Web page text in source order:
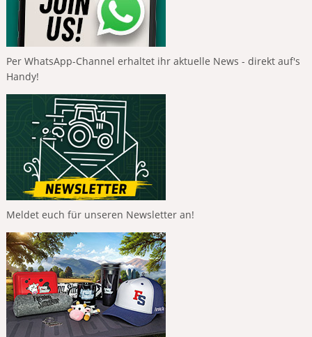
Per WhatsApp-Channel erhaltet ihr aktuelle News - direkt auf's
Handy!
Meldet euch für unseren Newsletter an!